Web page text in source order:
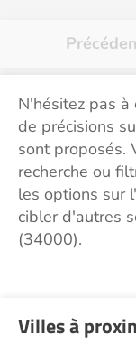
N'hésitez pas
de précisions
sont proposés.
recherche ou
les options sur
cibler d'autres
(34000).
Villes à